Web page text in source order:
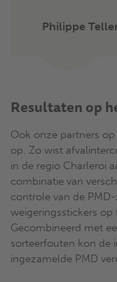
Philippe
Resultaten op
Ook onze partners
op. Zo wist
in de regio Charleroi
combinatie van
controle van de
weigeringsstickers
Gecombineerd met
sorteerfouten kon de
ingezamelde PMD